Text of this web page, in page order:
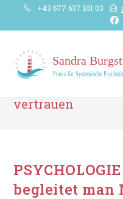
+43 677 637 101 03
vertrauen
begleitet man